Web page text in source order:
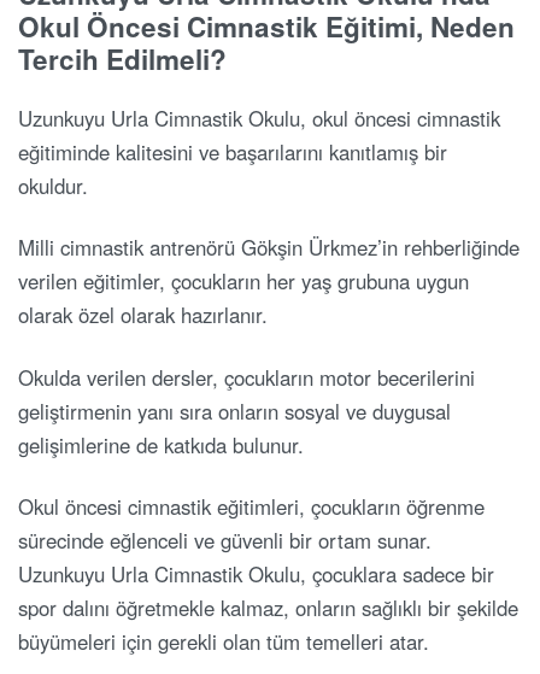
Okul Öncesi Cimnastik Eğitimi, Neden
Tercih Edilmeli?
Uzunkuyu Urla Cimnastik Okulu, okul öncesi cimnastik
eğitiminde kalitesini ve başarılarını kanıtlamış bir
okuldur.
Milli cimnastik antrenörü Gökşin Ürkmez’in rehberliğinde
verilen eğitimler, çocukların her yaş grubuna uygun
olarak özel olarak hazırlanır.
Okulda verilen dersler, çocukların motor becerilerini
geliştirmenin yanı sıra onların sosyal ve duygusal
gelişimlerine de katkıda bulunur.
Okul öncesi cimnastik eğitimleri, çocukların öğrenme
sürecinde eğlenceli ve güvenli bir ortam sunar.
Uzunkuyu Urla Cimnastik Okulu, çocuklara sadece bir
spor dalını öğretmekle kalmaz, onların sağlıklı bir şekilde
büyümeleri için gerekli olan tüm temelleri atar.